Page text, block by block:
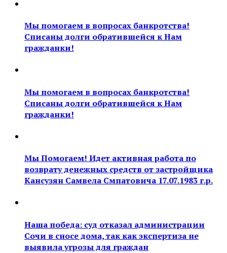
Мы помогаем в вопросах банкротства!
Списаны долги обратившейся к Нам
гражданки!
Мы помогаем в вопросах банкротства!
Списаны долги обратившейся к Нам
гражданки!
Мы Помогаем! Идет активная работа по
возврату денежных средств от застройщика
Кансузян Самвела Смпатовича 17.07.1983 г.р.
Наша победа: суд отказал администрации
Сочи в сносе дома, так как экспертиза не
выявила угрозы для граждан